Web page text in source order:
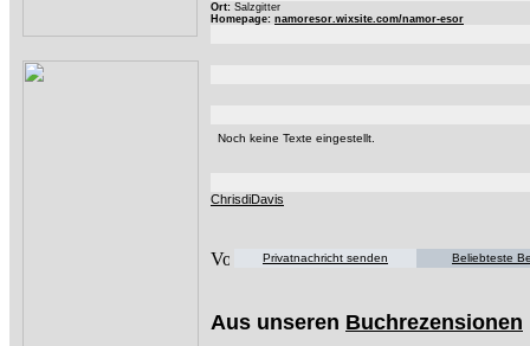
Ort: Salzgitter
Homepage: namoresor.wixsite.com/namor-esor
Noch keine Texte eingestellt.
ChrisdiDavis
Privatnachricht senden Beliebteste
Aus unseren Buchrezensionen